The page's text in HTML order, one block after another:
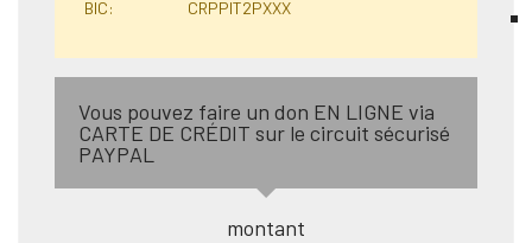
BIC:
CRPPIT2PXXX
Vous pouvez faire un don EN LIGNE via
CARTE DE CRÉDIT sur le circuit sécurisé
PAYPAL
montant